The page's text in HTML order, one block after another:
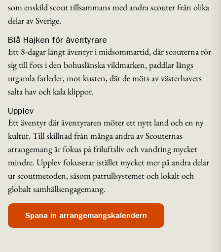
som enskild scout tillsammans med andra scouter från olika
delar av Sverige.
Blå Hajken för äventyrare
Ett 8-dagar långt äventyr i midsommartid, där scouterna rör
sig till fots i den bohuslänska vildmarken, paddlar längs
urgamla farleder, mot kusten, där de möts av västerhavets
salta hav och kala klippor.
Upplev
Ett äventyr där äventyraren möter ett nytt land och en ny
kultur. Till skillnad från många andra av Scouternas
arrangemang är fokus på friluftsliv och vandring mycket
mindre. Upplev fokuserar istället mycket mer på andra delar
ur scoutmetoden, såsom patrullsystemet och lokalt och
globalt samhällsengagemang.
Spana in arrangemangskalendern